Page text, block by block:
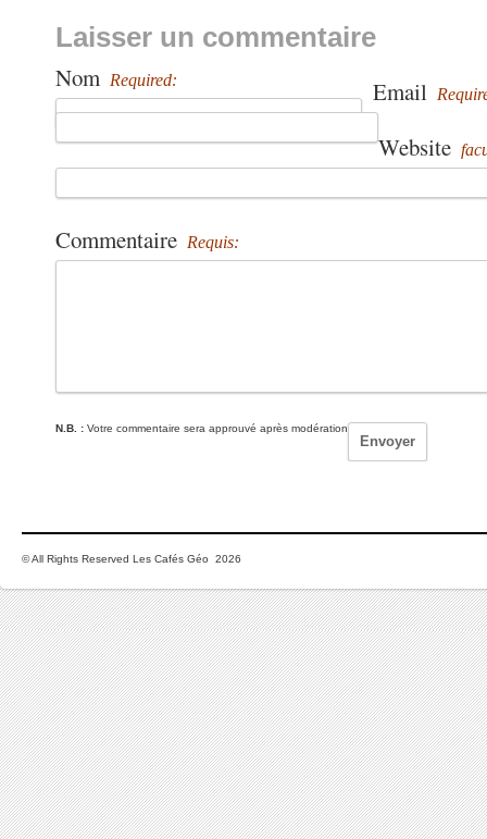
Laisser un commentaire
Nom Required: Email
Website
Commentaire Requis:
N.B. : Votre commentaire sera approuvé après modération
© All Rights Reserved Les Cafés Géo 2026